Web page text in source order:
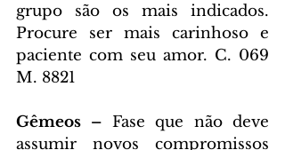
grupo são os mais indicados.
Procure ser mais carinhoso e
paciente com seu amor. C. 069
M. 8821
Gêmeos – Fase que não deve
assumir novos compromissos